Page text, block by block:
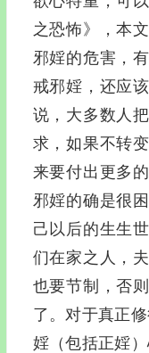
之恐怖》，本
邪婬的危害，
戒邪婬，还应
说，大多数人
求，如果不转
来要付出更多
邪婬的确是很
己以后的生生
们在家之人，
也要节制，否
了。对于真正
婬（包括正婬